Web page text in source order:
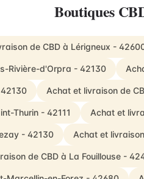
Boutiques
de CBD à Lérigneux -
Rivière-d'Orpra - 42130
Achat et livraison de
Thurin - 42111 Achat et
- 42130 Achat et
de CBD à La Fouillouse -